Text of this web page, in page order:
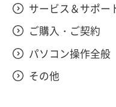
サービス＆サポー
ご購入・ご契約
パソコン操作全般
その他